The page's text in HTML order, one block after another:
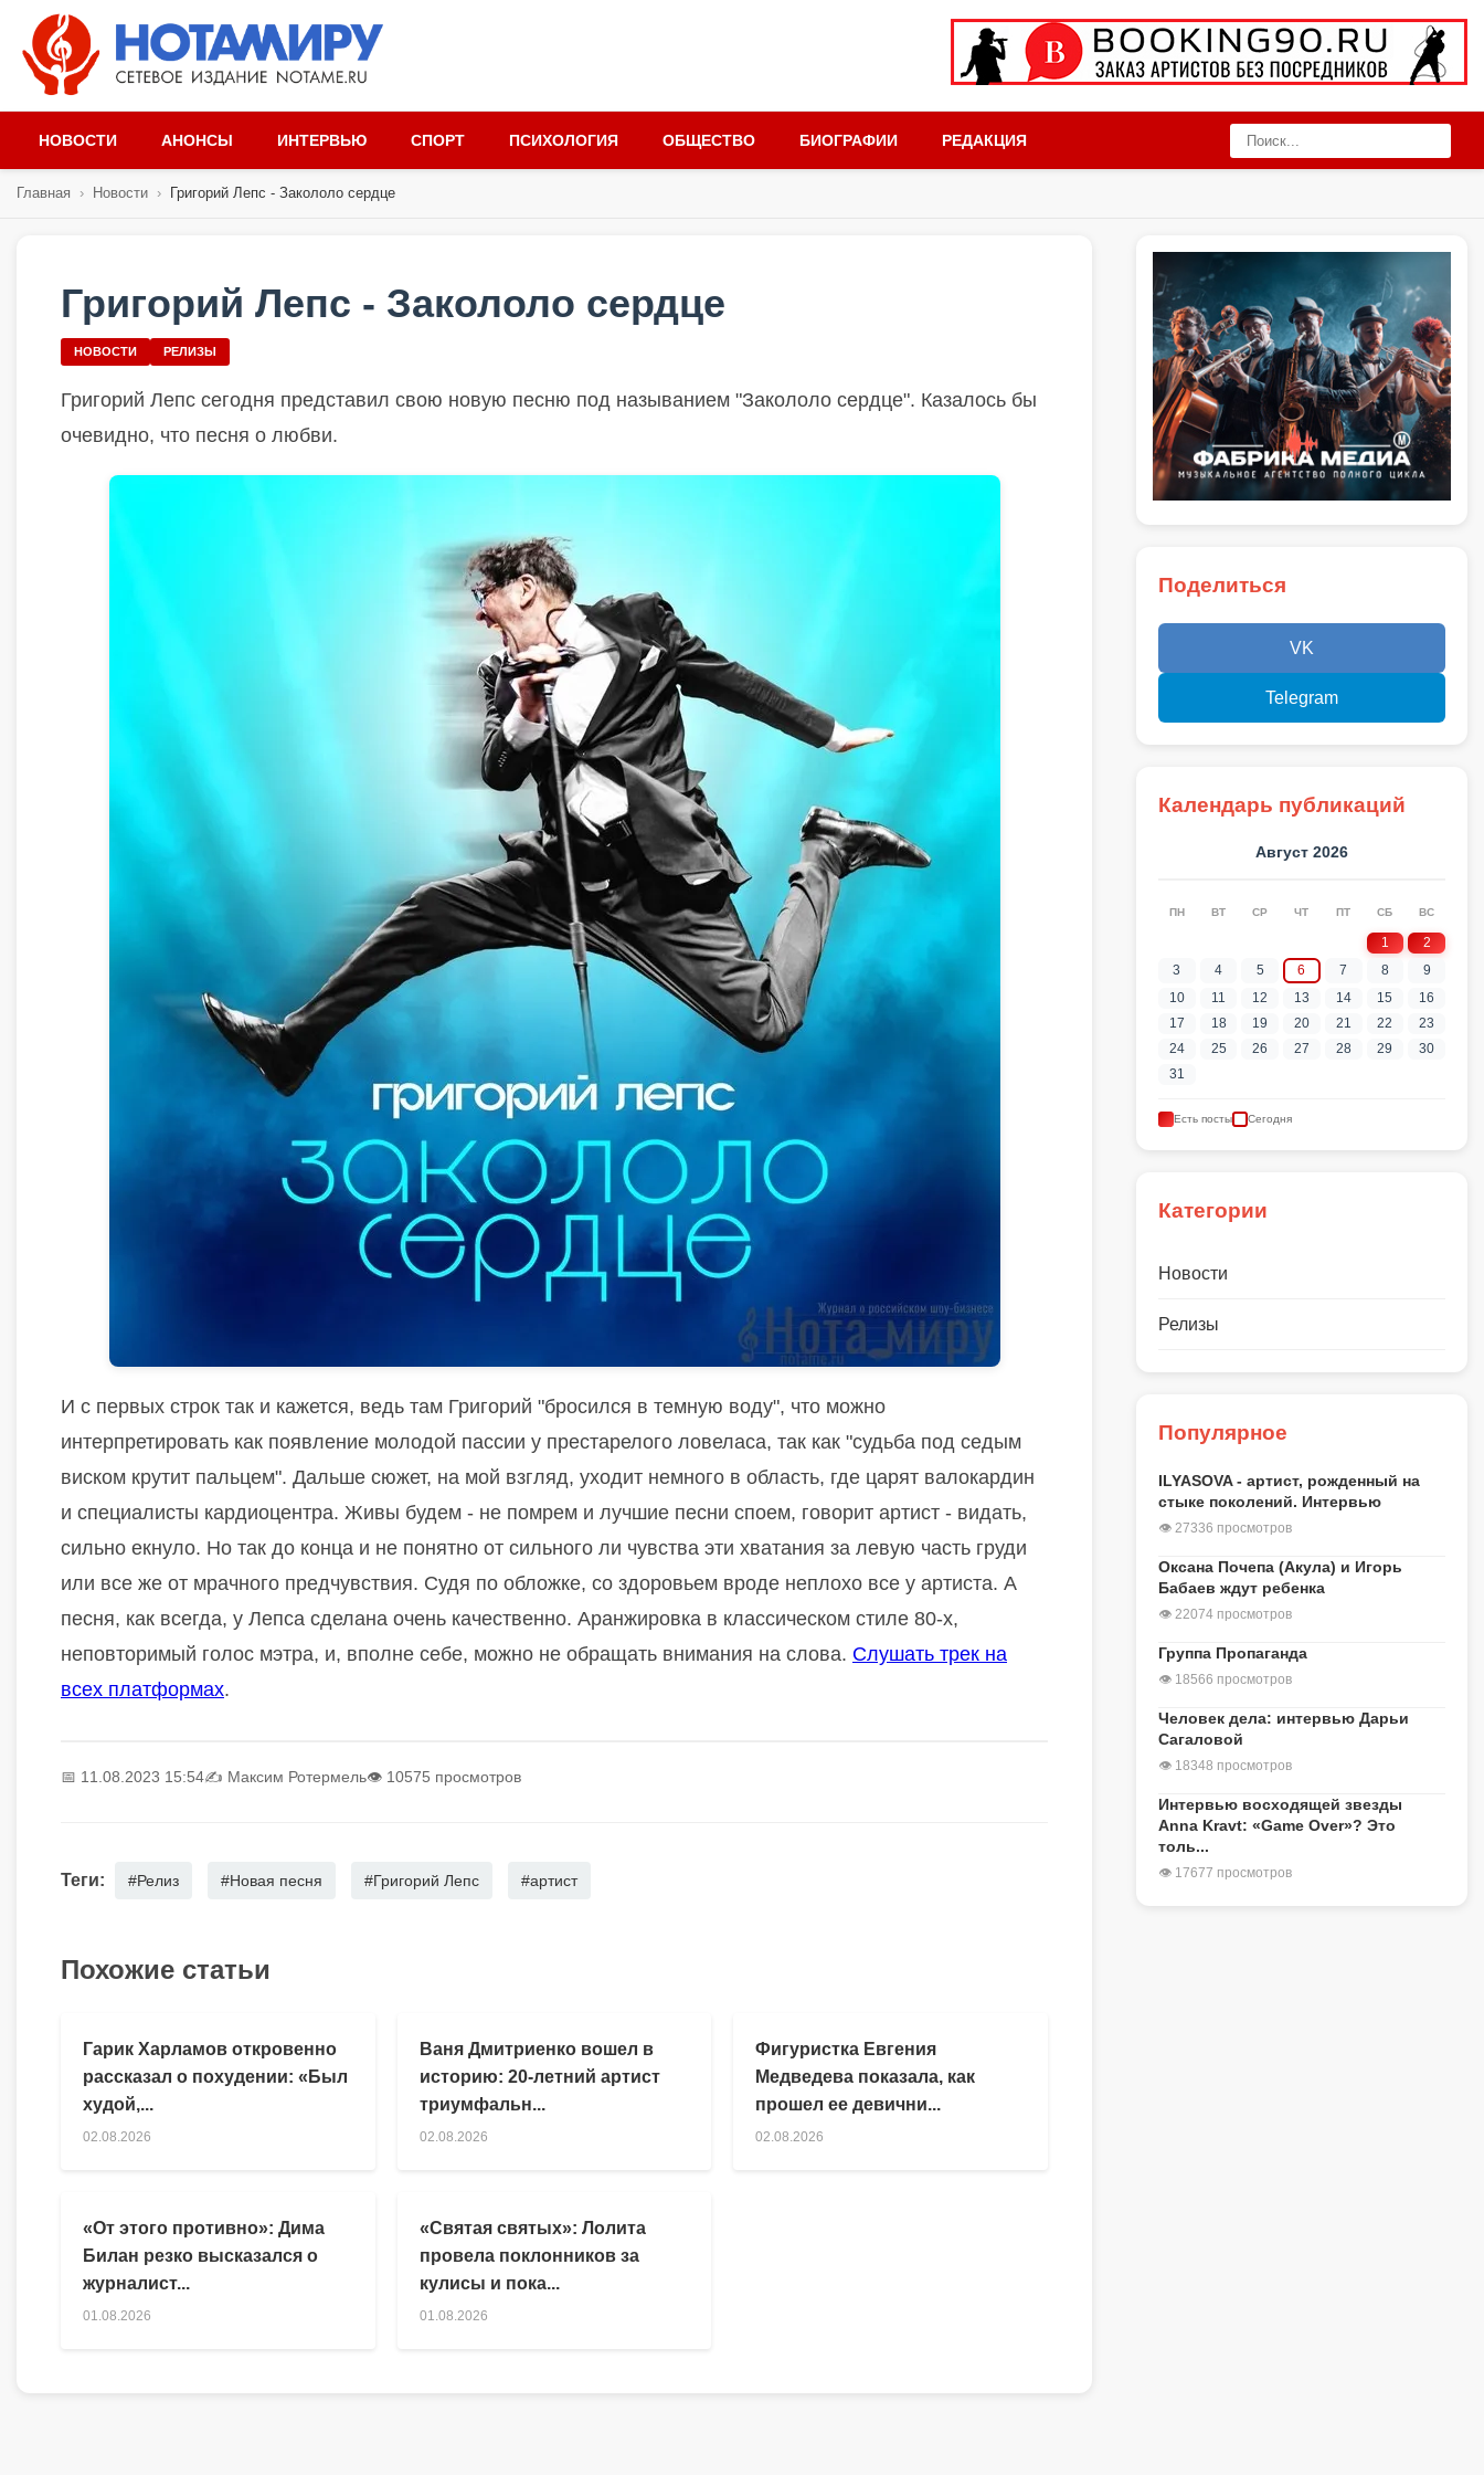
НОВОСТИ АНОНСЫ ИНТЕРВЬЮ СПОРТ ПСИХОЛОГИЯ ОБЩЕСТВО БИОГРАФИИ РЕДАКЦИЯ
Главная › Новости › Григорий Лепс - Закололо сердце
Григорий Лепс - Закололо сердце
НОВОСТИ РЕЛИЗЫ
Григорий Лепс сегодня представил свою новую песню под называнием "Закололо сердце". Казалось бы
очевидно, что песня о любви.
И с первых строк так и кажется, ведь там Григорий "бросился в темную воду", что можно
интерпретировать как появление молодой пассии у престарелого ловеласа, так как "судьба под седым
виском крутит пальцем". Дальше сюжет, на мой взгляд, уходит немного в область, где царят валокардин
и специалисты кардиоцентра. Живы будем - не помрем и лучшие песни споем, говорит артист - видать,
сильно екнуло. Но так до конца и не понятно от сильного ли чувства эти хватания за левую часть груди
или все же от мрачного предчувствия. Судя по обложке, со здоровьем вроде неплохо все у артиста. А
песня, как всегда, у Лепса сделана очень качественно. Аранжировка в классическом стиле 80-х,
неповторимый голос мэтра, и, вполне себе, можно не обращать внимания на слова. Слушать трек на
всех платформах.
📅 11.08.2023 15:54✍️ Максим Ротермель👁 10575 просмотров
Теги: #Релиз #Новая песня #Григорий Лепс #артист
Похожие статьи
Гарик Харламов откровенно
рассказал о похудении: «Был
худой,...
02.08.2026
Ваня Дмитриенко вошел в
историю: 20-летний артист
триумфальн...
02.08.2026
Фигуристка Евгения
Медведева показала, как
прошел ее девични...
02.08.2026
«От этого противно»: Дима
Билан резко высказался о
журналист...
01.08.2026
«Святая святых»: Лолита
провела поклонников за
кулисы и пока...
01.08.2026
Поделиться
VK
Telegram
Календарь публикаций
Август 2026
ПН ВТ СР ЧТ ПТ СБ ВС
1
2
3
4 5 6 7 8
9
10
11 12 13 14 15
16
17
18 19 20 21 22
23
24
25 26 27 28 29
30
31
Есть посты Сегодня
Категории
Новости
Релизы
Популярное
ILYASOVA - артист, рожденный на
стыке поколений. Интервью
👁 27336 просмотров
Оксана Почепа (Акула) и Игорь
Бабаев ждут ребенка
👁 22074 просмотров
Группа Пропаганда
👁 18566 просмотров
Человек дела: интервью Дарьи
Сагаловой
👁 18348 просмотров
Интервью восходящей звезды
Anna Kravt: «Game Over»? Это
толь...
👁 17677 просмотров